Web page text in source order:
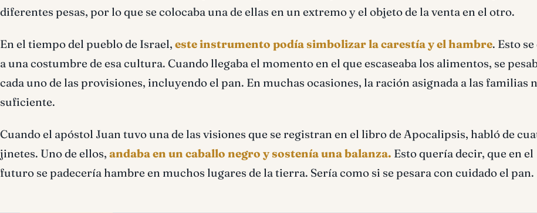
diferentes pesas, por lo que se colocaba una de ellas en un extremo y el objeto de la venta en el otro.
En el tiempo del pueblo de Israel, este instrumento podía simbolizar la carestía y el hambre. Esto se
a una costumbre de esa cultura. Cuando llegaba el momento en el que escaseaba los alimentos, se
cada uno de las provisiones, incluyendo el pan. En muchas ocasiones, la ración asignada a las familias
suficiente.
Cuando el apóstol Juan tuvo una de las visiones que se registran en el libro de Apocalipsis, habló de
jinetes. Uno de ellos, andaba en un caballo negro y sostenía una balanza. Esto quería decir, que en el
futuro se padecería hambre en muchos lugares de la tierra. Sería como si se pesara con cuidado el pan.